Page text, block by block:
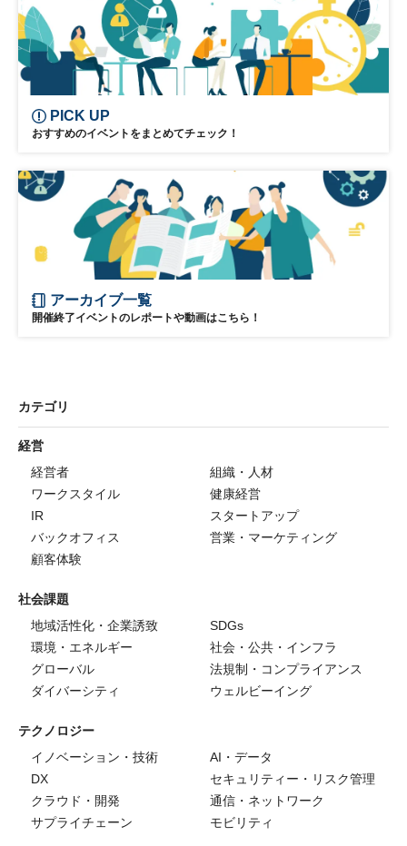
PICK UP
おすすめのイベントをまとめてチェック！
アーカイブ一覧
開催終了イベントのレポートや動画はこちら！
カテゴリ
経営
経営者
組織・人材
ワークスタイル
健康経営
IR
スタートアップ
バックオフィス
営業・マーケティング
顧客体験
社会課題
地域活性化・企業誘致
SDGs
環境・エネルギー
社会・公共・インフラ
グローバル
法規制・コンプライアンス
ダイバーシティ
ウェルビーイング
テクノロジー
イノベーション・技術
AI・データ
DX
セキュリティー・リスク管理
クラウド・開発
通信・ネットワーク
サプライチェーン
モビリティ